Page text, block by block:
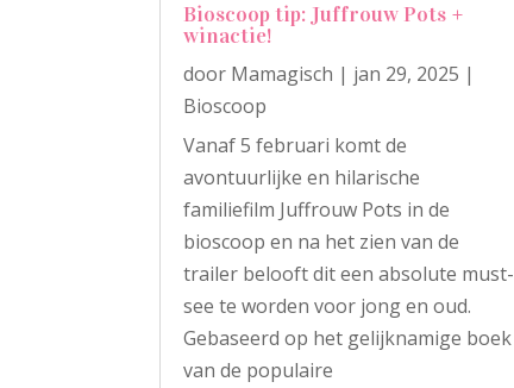
Bioscoop tip: Juffrouw Pots +
winactie!
door Mamagisch | jan 29, 2025 |
Bioscoop
Vanaf 5 februari komt de
avontuurlijke en hilarische
familiefilm Juffrouw Pots in de
bioscoop en na het zien van de
trailer belooft dit een absolute must-
see te worden voor jong en oud.
Gebaseerd op het gelijknamige boek
van de populaire